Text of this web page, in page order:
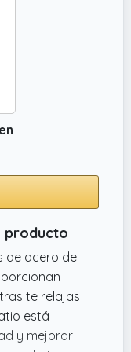
producto
de acero de
te relajas
está
y mejorar